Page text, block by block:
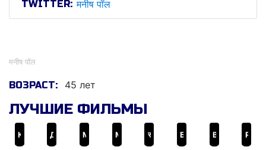
TWITTER: मनीष पॉल
मनीष पॉल
ВОЗРАСТ: 45 лет
ЛУЧШИЕ ФИЛЬМЫ